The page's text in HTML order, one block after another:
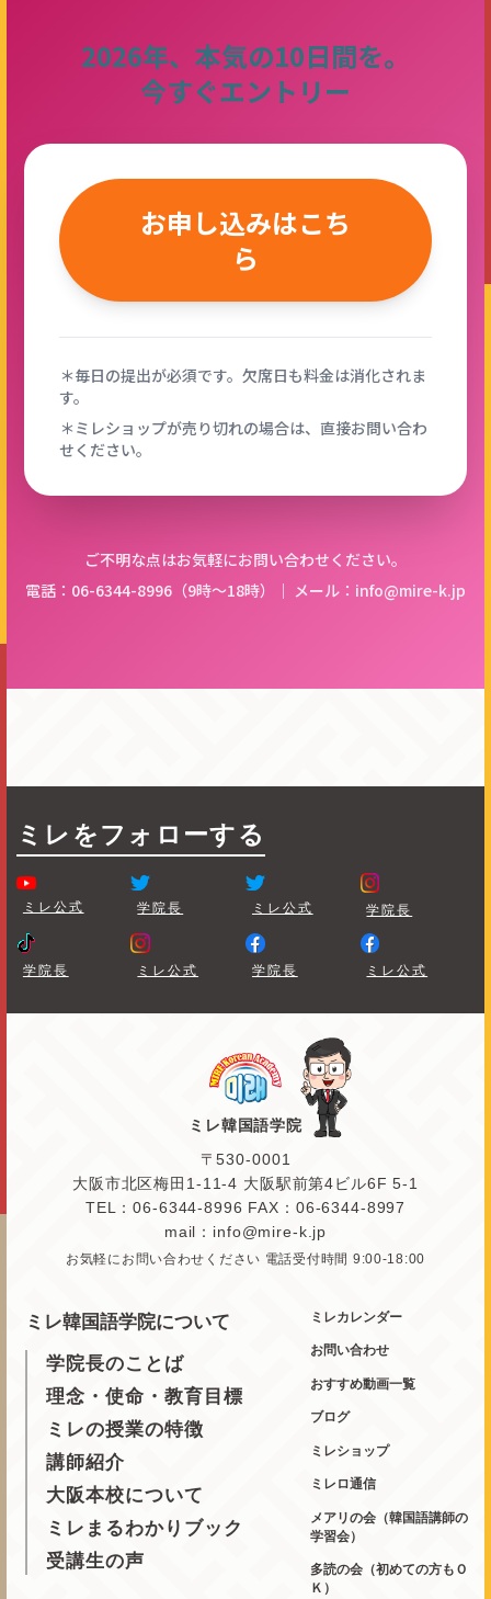
2026年、本気の10日間を。
今すぐエントリー
お申し込みはこち
ら
＊毎日の提出が必須です。欠席日も料金は消化されま
す。
＊ミレショップが売り切れの場合は、直接お問い合わ
せください。
ご不明な点はお気軽にお問い合わせください。
電話：06-6344-8996（9時〜18時）｜ メール：info@mire-k.jp
ミレをフォローする
ミレ公式 学院長 ミレ公式 学院長
学院長 ミレ公式 学院長 ミレ公式
ミレ韓国語学院
〒530-0001
大阪市北区梅田1-11-4 大阪駅前第4ビル6F 5-1
TEL：06-6344-8996 FAX：06-6344-8997
mail：info@mire-k.jp
お気軽にお問い合わせください 電話受付時間 9:00-18:00
ミレ韓国語学院について
学院長のことば
理念・使命・教育目標
ミレの授業の特徴
講師紹介
大阪本校について
ミレまるわかりブック
受講生の声
ミレカレンダー
お問い合わせ
おすすめ動画一覧
ブログ
ミレショップ
ミレロ通信
メアリの会（韓国語講師の
学習会）
多読の会（初めての方もＯ
Ｋ）